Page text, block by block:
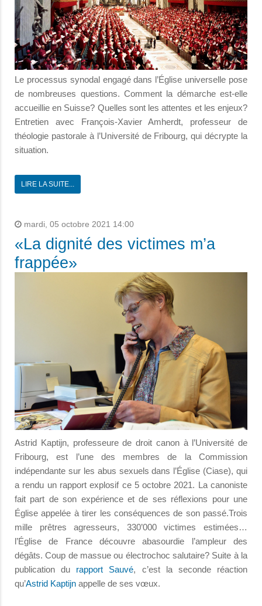
Le processus synodal engagé dans l’Église universelle pose
de nombreuses questions. Comment la démarche est-elle
accueillie en Suisse? Quelles sont les attentes et les enjeux?
Entretien avec François-Xavier Amherdt, professeur de
théologie pastorale à l’Université de Fribourg, qui décrypte la
situation.
LIRE LA SUITE...
mardi, 05 octobre 2021 14:00
«La dignité des victimes m’a
frappée»
Astrid Kaptijn, professeure de droit canon à l’Université de
Fribourg, est l’une des membres de la Commission
indépendante sur les abus sexuels dans l’Église (Ciase), qui
a rendu un rapport explosif ce 5 octobre 2021. La canoniste
fait part de son expérience et de ses réflexions pour une
Église appelée à tirer les conséquences de son passé.Trois
mille prêtres agresseurs, 330’000 victimes estimées…
l’Église de France découvre abasourdie l’ampleur des
dégâts. Coup de massue ou électrochoc salutaire? Suite à la
publication du rapport Sauvé, c’est la seconde réaction
qu’Astrid Kaptijn appelle de ses vœux.